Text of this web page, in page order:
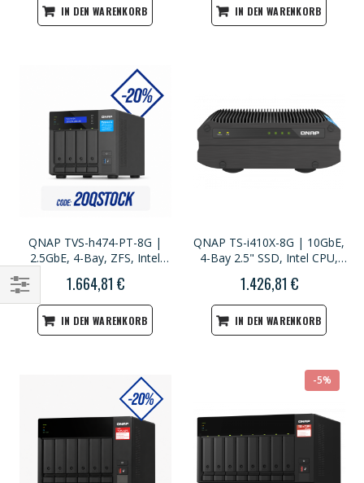
IN DEN WARENKORB IN DEN WARENKORB
QNAP TVS-h474-PT-8G |
2.5GbE, 4-Bay, ZFS, Intel
RAM, M.2 Slots, PCIe Slots,
High-End NAS
1.664,81 €
IN DEN WARENKORB
QNAP TS-i410X-8G | 10GbE,
4-Bay 2.5" SSD, Intel CPU,
NAS
1.426,81 €
IN DEN WARENKORB
-5%
Einkaufsoptionen